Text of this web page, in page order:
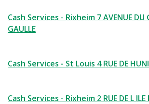
Cash Services - Rixheim 7 AVENUE DU
GAULLE
Cash Services - St Louis 4 RUE DE
Cash Services - Rixheim 2 RUE DE L ILE